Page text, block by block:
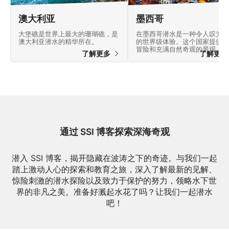
澳大利亚
大堡礁是世界上最大的珊瑚礁，是
澳大利亚潜水的精华所在。
了解更多
墨西哥
在墨西哥潜水是一种令人叹为
的世界级体验。这个国家提供
冒险和充满自然奇观的景观。
了解更
通过 SSI 博客探索深海奇观
潜入 SSI 博客，揭开隐藏在波涛之下的奇迹。与我们一起
踏上激动人心的探索和教育之旅，深入了解最新的见解、
惊险刺激的潜水探险以及致力于保护的努力，领略水下世
界的非凡之美。准备好溅起水花了吗？让我们一起潜水
吧！